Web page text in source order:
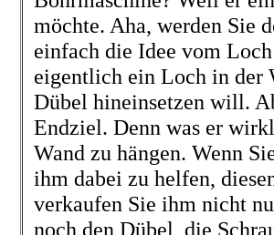
möchte. Aha, werden Sie
einfach die Idee vom
eigentlich ein Loch in der
Dübel hineinsetzen will.
Endziel. Denn was er
Wand zu hängen. Wenn
ihm dabei zu helfen,
verkaufen Sie ihm nicht
noch den Dübel, die